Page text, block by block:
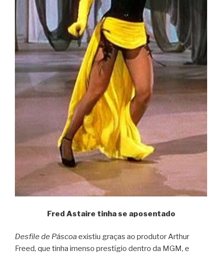
Fred Astaire tinha se aposentado
Desfile de Páscoaexistiu graças ao produtor Arthur
Freed, que tinha imenso prestígio dentro da MGM, e